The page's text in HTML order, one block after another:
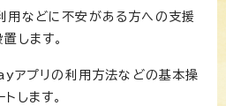
用などに不安がある方への支援
します。
アプリの利用方法などの基本操
します。